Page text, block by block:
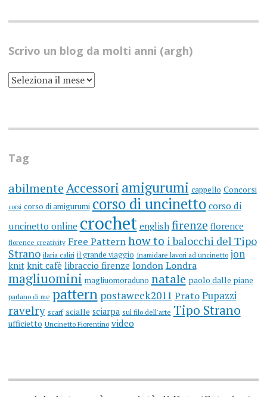
Scrivo un blog da molti anni (argh)
SCRIVO
UN
(ARGH)
Tag
abilmenteAccessori amigurumi cappello Concorsi
corsi corso di amigurumi corso di uncinetto corso di
uncinetto online crochet english firenze florence
florence creativity Free Pattern how to i balocchi del Tipo
Strano ilaria caliri il grande viaggio Inamidare lavori ad uncinetto jon
knit knit cafè libraccio firenze london Londra
magliuomini magliuomoraduno natale paolo dalle piane
parlano di me pattern postaweek2011 Prato Pupazzi
ravelry scarf scialle sciarpa sul filo dell'arte Tipo Strano
ufficietto Uncinetto Fiorentino video